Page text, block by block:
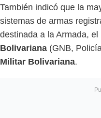
También indicó que la
sistemas de armas
destinada a la Armada, el
Bolivariana (GNB,
Militar Bolivariana.